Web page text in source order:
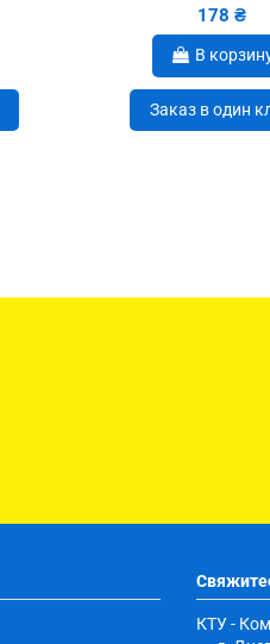
178 ₴
В
Заказ в один
КТУ -